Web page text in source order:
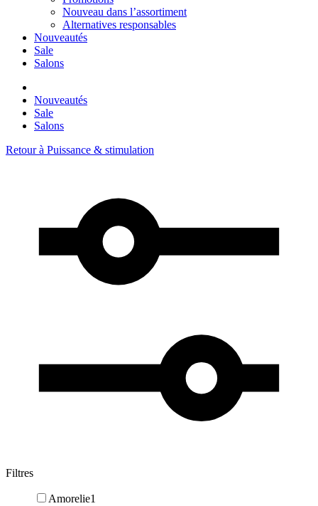
Nouveau dans l’assortiment
Alternatives responsables
Nouveautés
Sale
Salons
Nouveautés
Sale
Salons
Retour à Puissance & stimulation
Filtres
Amorelie1